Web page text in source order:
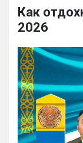
Как
2026